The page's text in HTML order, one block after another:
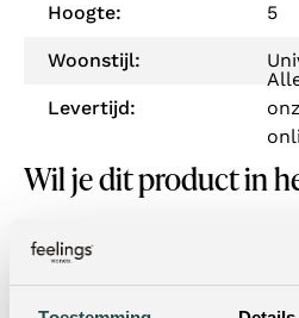
Hoogte: 5
Woonstijl:
Levertijd:
Wil je dit product in
bekijken. Met vestigingen
is er altijd een winkel bij jou in